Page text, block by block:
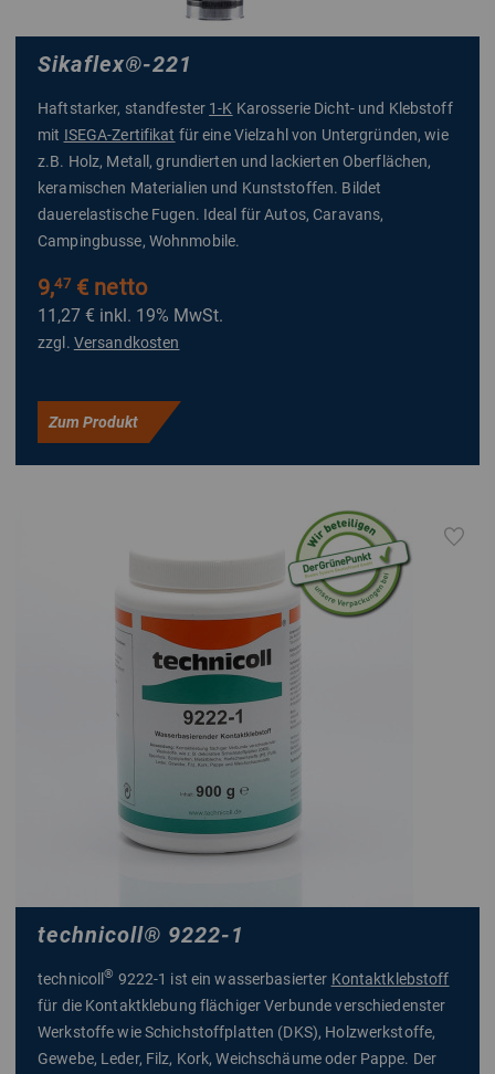
Sikaflex®-221
Haftstarker, standfester 1-K Karosserie Dicht- und Klebstoff
mit ISEGA-Zertifikat für eine Vielzahl von Untergründen, wie
z.B. Holz, Metall, grundierten und lackierten Oberflächen,
keramischen Materialien und Kunststoffen. Bildet
dauerelastische Fugen. Ideal für Autos, Caravans,
Campingbusse, Wohnmobile.
9,47€ netto
11,27 € inkl. 19% MwSt.
zzgl. Versandkosten
Zum Produkt
technicoll® 9222-1
technicoll® 9222-1 ist ein wasserbasierter Kontaktklebstoff
für die Kontaktklebung flächiger Verbunde verschiedenster
Werkstoffe wie Schichstoffplatten (DKS), Holzwerkstoffe,
Gewebe, Leder, Filz, Kork, Weichschäume oder Pappe. Der